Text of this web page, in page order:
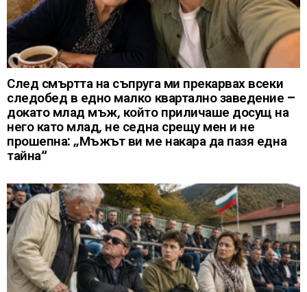
След смъртта на съпруга ми прекарвах всеки
следобед в едно малко квартално заведение –
докато млад мъж, който приличаше досущ на
него като млад, не седна срещу мен и не
прошепна: „Мъжът ви ме накара да пазя една
тайна“